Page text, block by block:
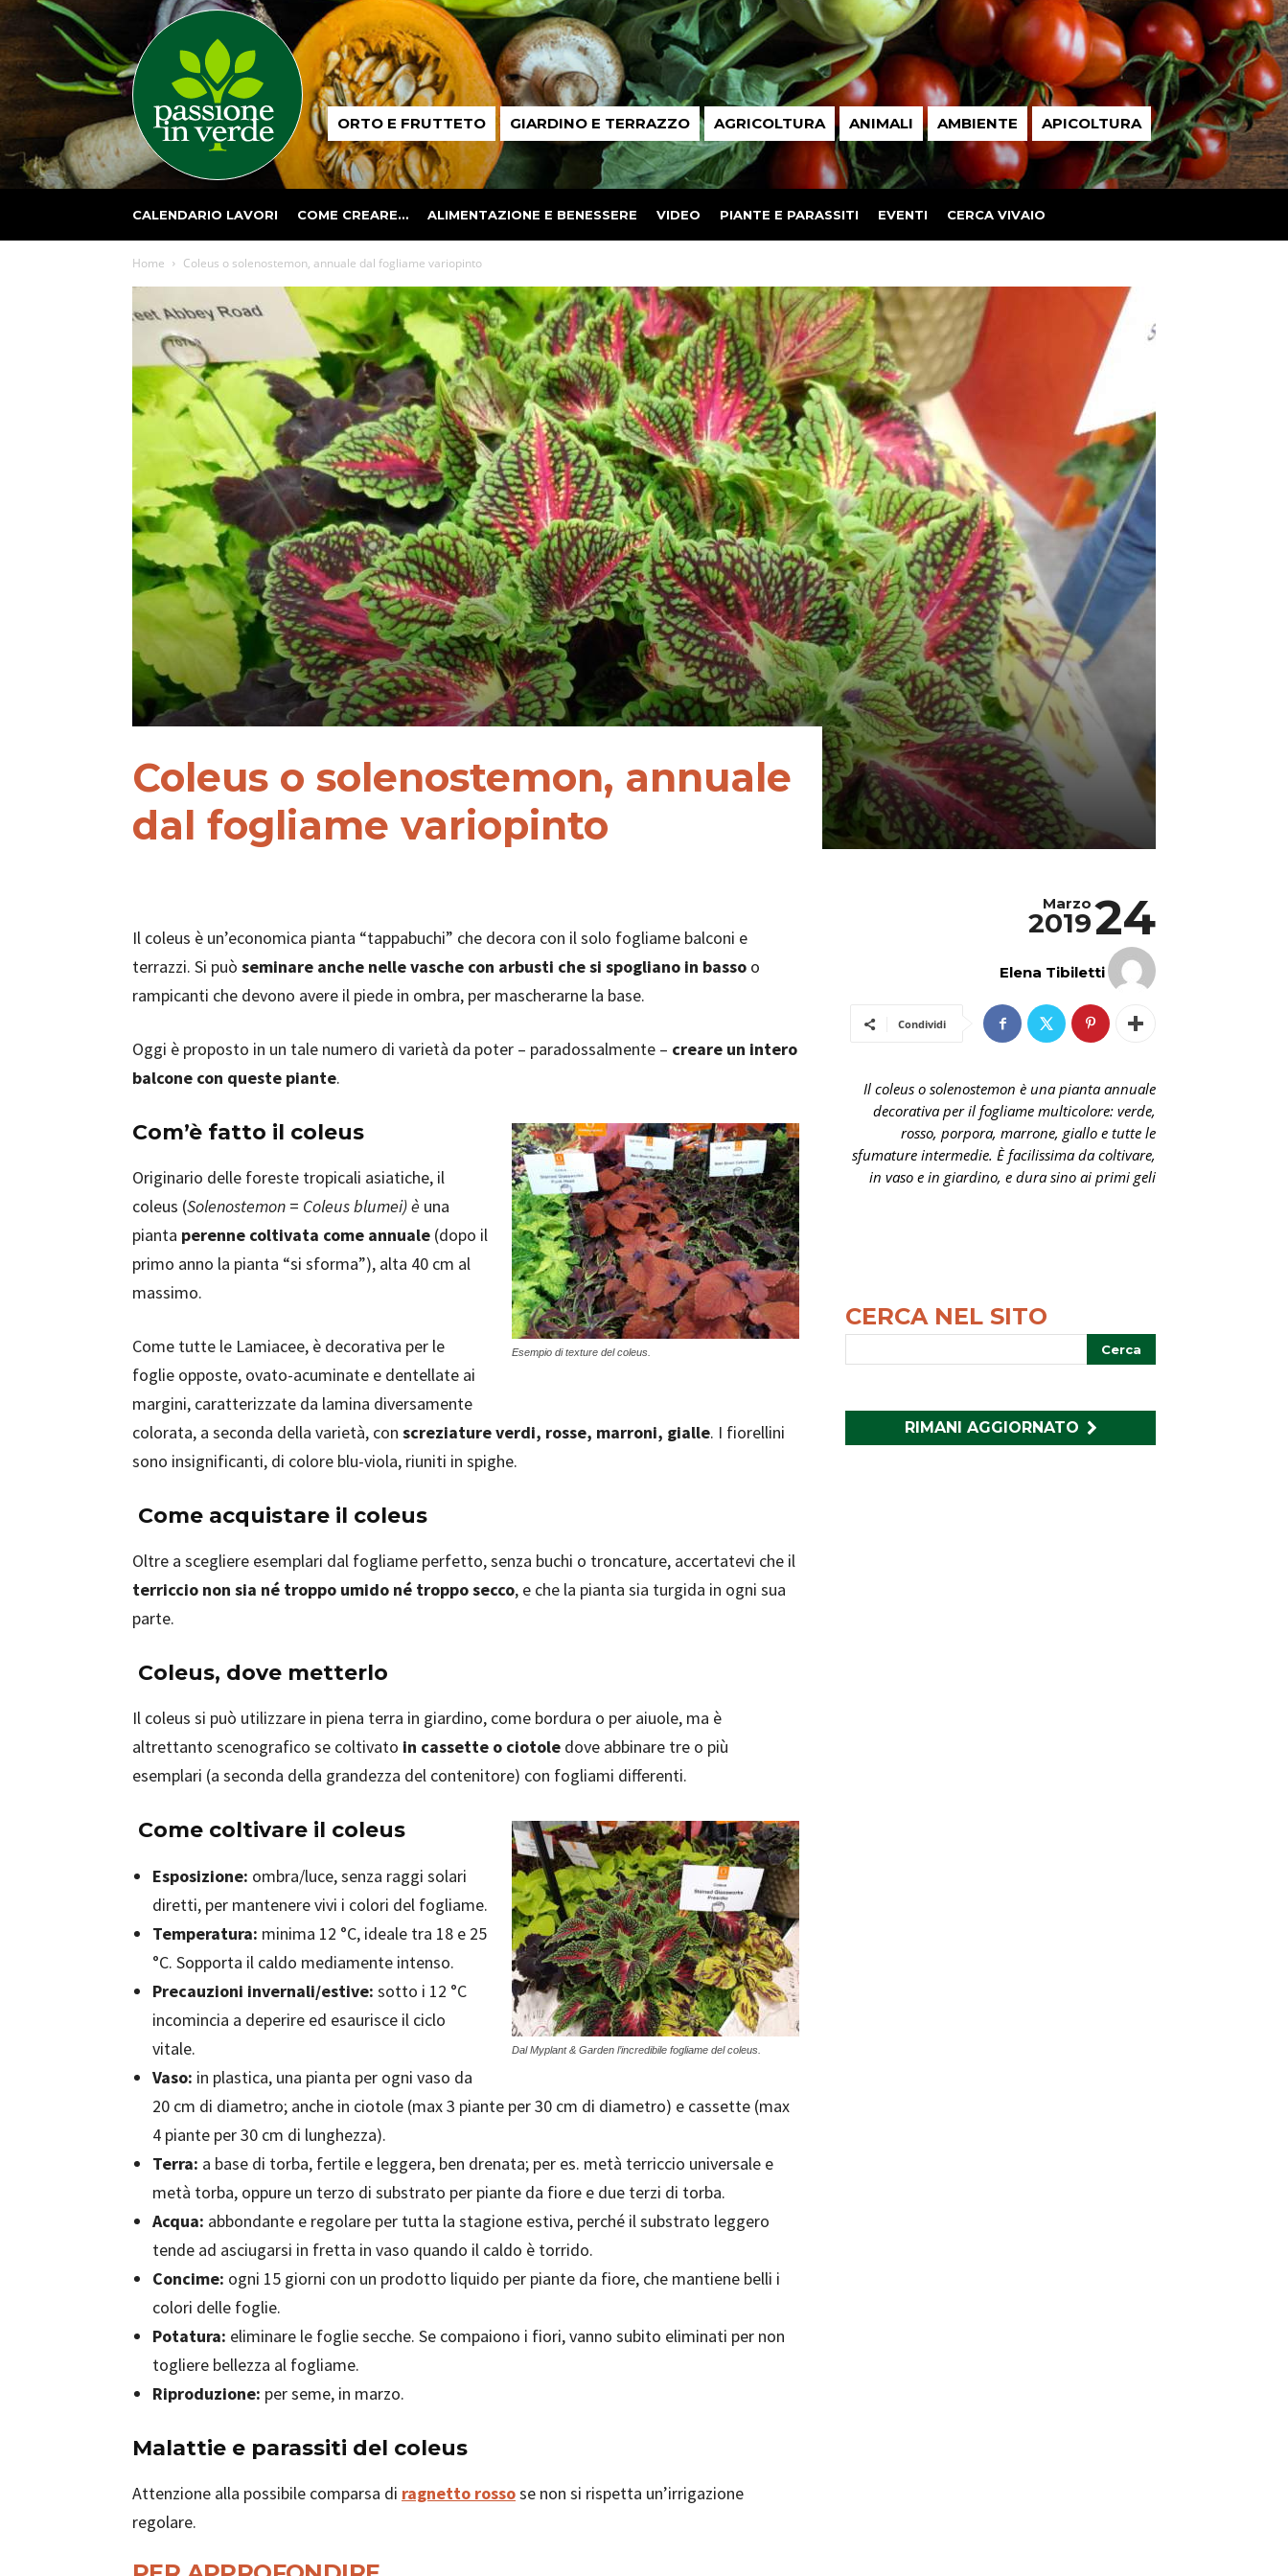
Passione
in ORTO E FRUTTETO GIARDINO E TERRAZZO AGRICOLTURA ANIMALI AMBIENTE APICOLTURA
CALENDARIO LAVORI COME CREARE… ALIMENTAZIONE E BENESSERE VIDEO PIANTE E PARASSITI EVENTI CERCA VIVAIO
Home Coleus o solenostemon, annuale dal fogliame variopinto
Coleus o solenostemon, annuale
dal fogliame variopinto
Il coleus è un’economica pianta “tappabuchi” che decora con il solo fogliame balconi e
terrazzi. Si può seminare anche nelle vasche con arbusti che si spogliano in basso o
rampicanti che devono avere il piede in ombra, per mascherarne la base.
Oggi è proposto in un tale numero di varietà da poter – paradossalmente – creare un intero
balcone con queste piante.
Esempio di texture del coleus.
Com’è fatto il coleus
Originario delle foreste tropicali asiatiche, il
coleus (Solenostemon = Coleus blumei) è una
pianta perenne coltivata come annuale (dopo il
primo anno la pianta “si sforma”), alta 40 cm al
massimo.
Come tutte le Lamiacee, è decorativa per le
foglie opposte, ovato-acuminate e dentellate ai
margini, caratterizzate da lamina diversamente
colorata, a seconda della varietà, con screziature verdi, rosse, marroni, gialle. I fiorellini
sono insignificanti, di colore blu-viola, riuniti in spighe.
Come acquistare il coleus
Oltre a scegliere esemplari dal fogliame perfetto, senza buchi o troncature, accertatevi che il
terriccio non sia né troppo umido né troppo secco, e che la pianta sia turgida in ogni sua
parte.
Coleus, dove metterlo
Il coleus si può utilizzare in piena terra in giardino, come bordura o per aiuole, ma è
altrettanto scenografico se coltivato in cassette o ciotole dove abbinare tre o più
esemplari (a seconda della grandezza del contenitore) con fogliami differenti.
Dal Myplant & Garden l’incredibile fogliame del coleus.
Come coltivare il coleus
Esposizione: ombra/luce, senza raggi solari
diretti, per mantenere vivi i colori del fogliame.
Temperatura: minima 12 °C, ideale tra 18 e 25
°C. Sopporta il caldo mediamente intenso.
Precauzioni invernali/estive: sotto i 12 °C
incomincia a deperire ed esaurisce il ciclo
vitale.
Vaso: in plastica, una pianta per ogni vaso da
20 cm di diametro; anche in ciotole (max 3 piante per 30 cm di diametro) e cassette (max
4 piante per 30 cm di lunghezza).
Terra: a base di torba, fertile e leggera, ben drenata; per es. metà terriccio universale e
metà torba, oppure un terzo di substrato per piante da fiore e due terzi di torba.
Acqua: abbondante e regolare per tutta la stagione estiva, perché il substrato leggero
tende ad asciugarsi in fretta in vaso quando il caldo è torrido.
Concime: ogni 15 giorni con un prodotto liquido per piante da fiore, che mantiene belli i
colori delle foglie.
Potatura: eliminare le foglie secche. Se compaiono i fiori, vanno subito eliminati per non
togliere bellezza al fogliame.
Riproduzione: per seme, in marzo.
Malattie e parassiti del coleus
Attenzione alla possibile comparsa di ragnetto rossose non si rispetta un’irrigazione
regolare.
24
Marzo
2019
Elena Tibiletti
Condividi
Il coleus o solenostemon è una pianta annuale
decorativa per il fogliame multicolore: verde,
rosso, porpora, marrone, giallo e tutte le
sfumature intermedie. È facilissima da coltivare,
in vaso e in giardino, e dura sino ai primi geli
CERCA NEL SITO
RIMANI AGGIORNATO